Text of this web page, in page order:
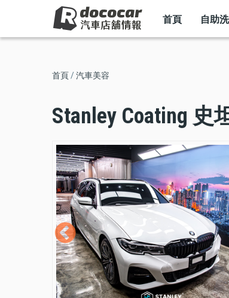
NAVIGATION
首頁 自助
導
航
連
結
首頁 汽車美容
Stanley Coating